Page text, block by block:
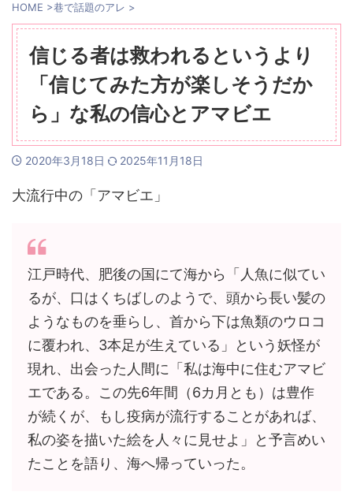
HOME >巷で話題のアレ >
信じる者は救われるというより
「信じてみた方が楽しそうだか
ら」な私の信心とアマビエ
2020年3月18日 2025年11月18日
大流行中の「アマビエ」
江戸時代、肥後の国にて海から「人魚に似てい
るが、口はくちばしのようで、頭から長い髪の
ようなものを垂らし、首から下は魚類のウロコ
に覆われ、3本足が生えている」という妖怪が
現れ、出会った人間に「私は海中に住むアマビ
エである。この先6年間（6カ月とも）は豊作
が続くが、もし疫病が流行することがあれば、
私の姿を描いた絵を人々に見せよ」と予言めい
たことを語り、海へ帰っていった。